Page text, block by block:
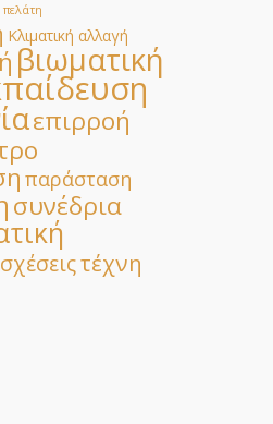
πελάτη
Κλιματική αλλαγή
βιωματική
επιρροή
παράσταση
συνέδρια
σχέσειςτέχνη